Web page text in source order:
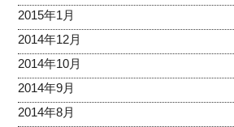
2015年1月
2014年12月
2014年10月
2014年9月
2014年8月